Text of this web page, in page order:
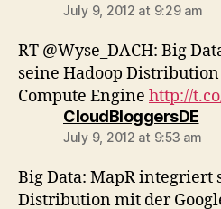
July 9, 2012 at 9:29 am
RT @Wyse_DACH: Big
seine Hadoop
Compute Engine http://
CloudBloggersDE
July 9, 2012 at 9:53 am
Big Data: MapR integriert
Distribution mit der